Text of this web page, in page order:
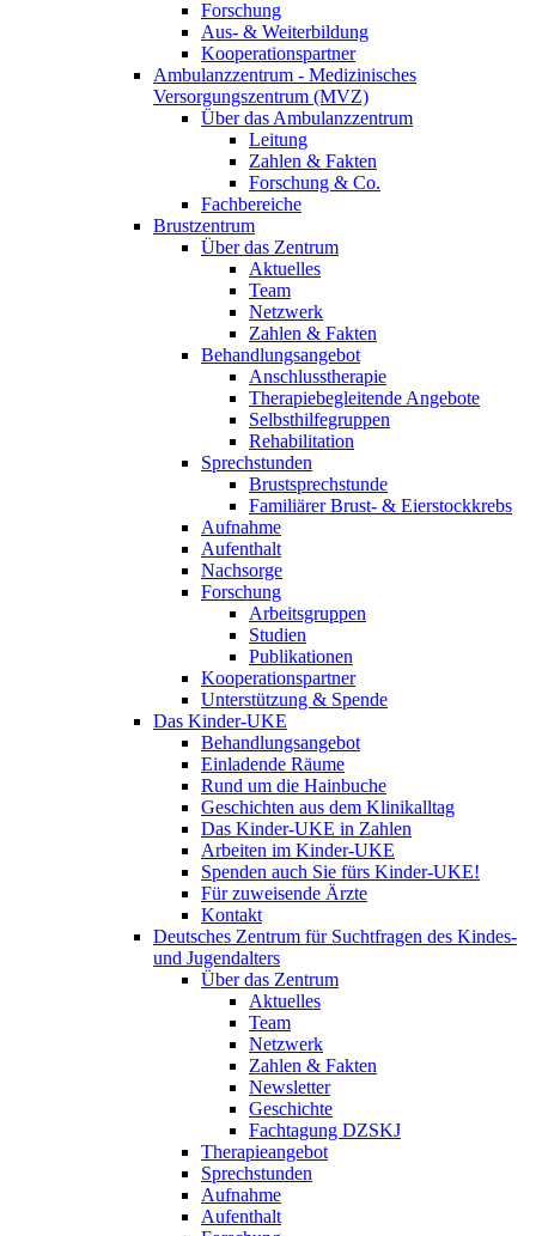
Forschung
Aus- & Weiterbildung
Kooperationspartner
Ambulanzzentrum - Medizinisches
Versorgungszentrum (MVZ)
Über das Ambulanzzentrum
Leitung
Zahlen & Fakten
Forschung & Co.
Fachbereiche
Brustzentrum
Über das Zentrum
Aktuelles
Team
Netzwerk
Zahlen & Fakten
Behandlungsangebot
Anschlusstherapie
Therapiebegleitende Angebote
Selbsthilfegruppen
Rehabilitation
Sprechstunden
Brustsprechstunde
Familiärer Brust- & Eierstockkrebs
Aufnahme
Aufenthalt
Nachsorge
Forschung
Arbeitsgruppen
Studien
Publikationen
Kooperationspartner
Unterstützung & Spende
Das Kinder-UKE
Behandlungsangebot
Einladende Räume
Rund um die Hainbuche
Geschichten aus dem Klinikalltag
Das Kinder-UKE in Zahlen
Arbeiten im Kinder-UKE
Spenden auch Sie fürs Kinder-UKE!
Für zuweisende Ärzte
Kontakt
Deutsches Zentrum für Suchtfragen des Kindes-
und Jugendalters
Über das Zentrum
Aktuelles
Team
Netzwerk
Zahlen & Fakten
Newsletter
Geschichte
Fachtagung DZSKJ
Therapieangebot
Sprechstunden
Aufnahme
Aufenthalt